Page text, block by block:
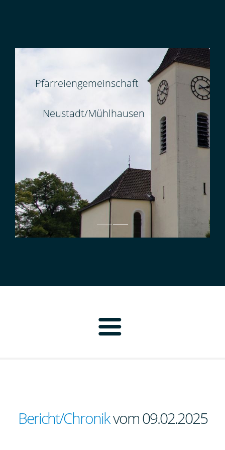
Pfarreiengemeinschaft
Neustadt/Mühlhausen
Personen
Bericht/Chronikvom 09.02.2025